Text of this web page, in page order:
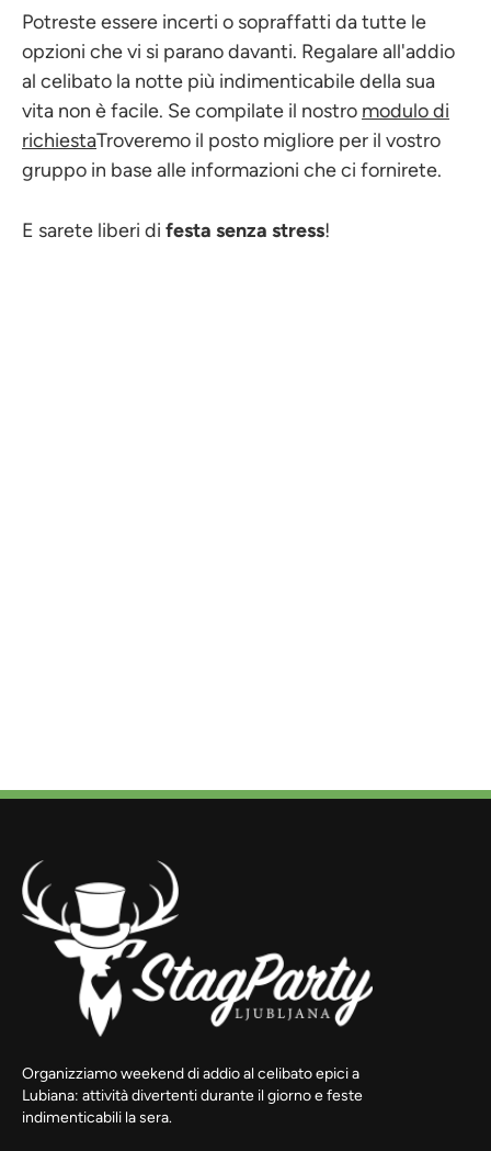
Potreste essere incerti o sopraffatti da tutte le
opzioni che vi si parano davanti. Regalare all'addio
al celibato la notte più indimenticabile della sua
vita non è facile. Se compilate il nostro modulo di
richiestaTroveremo il posto migliore per il vostro
gruppo in base alle informazioni che ci fornirete.
E sarete liberi di festa senza stress!
Organizziamo weekend di addio al celibato epici a
Lubiana: attività divertenti durante il giorno e feste
indimenticabili la sera.